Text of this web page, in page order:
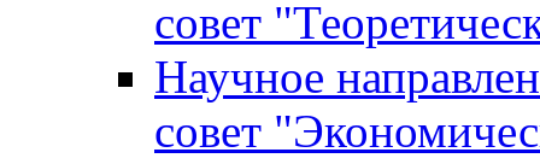
совет
Научное
совет